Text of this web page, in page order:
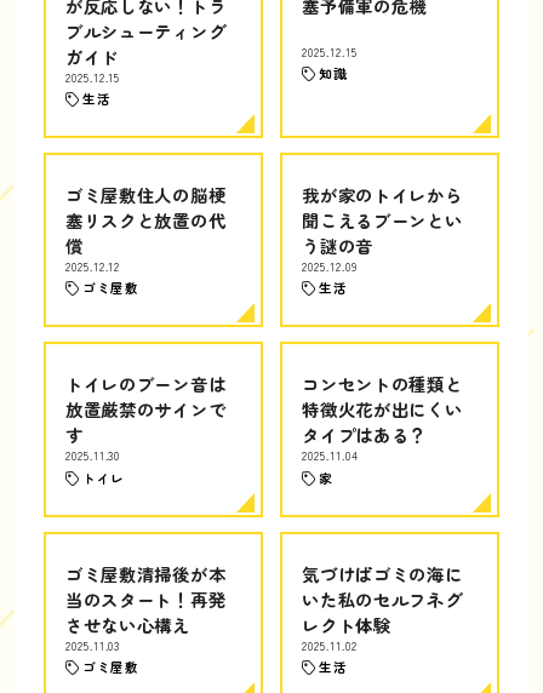
ブルシューティング
ガイド
2025.12.15
生活
2025.12.15
知識
ゴミ屋敷住人の脳梗
塞リスクと放置の代
償
2025.12.12
ゴミ屋敷
我が家のトイレから
聞こえるブーンとい
う謎の音
2025.12.09
生活
トイレのブーン音は
放置厳禁のサインで
す
2025.11.30
トイレ
コンセントの種類と
特徴火花が出にくい
タイプはある？
2025.11.04
家
ゴミ屋敷清掃後が本
当のスタート！再発
させない心構え
2025.11.03
ゴミ屋敷
気づけばゴミの海に
いた私のセルフネグ
レクト体験
2025.11.02
生活